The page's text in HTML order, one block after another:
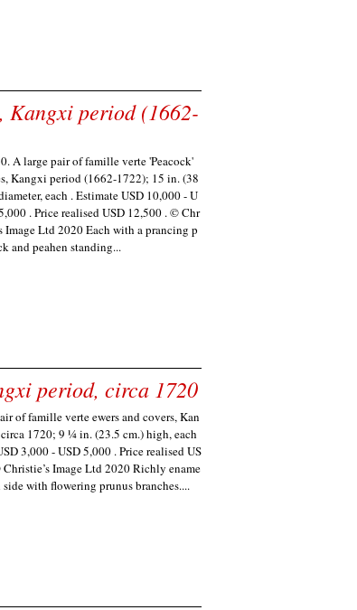
Kangxi period (1662-
A large pair of famille verte 'Peacock'
Kangxi period (1662-1722); 15 in. (38
each . Estimate USD 10,000 - U
. Price realised USD 12,500 . © Chr
Image Ltd 2020 Each with a prancing p
and peahen standing...
period, circa 1720
of famille verte ewers and covers, Kan
1720; 9 ¼ in. (23.5 cm.) high, each
3,000 - USD 5,000 . Price realised US
Image Ltd 2020 Richly ename
side with flowering prunus branches....